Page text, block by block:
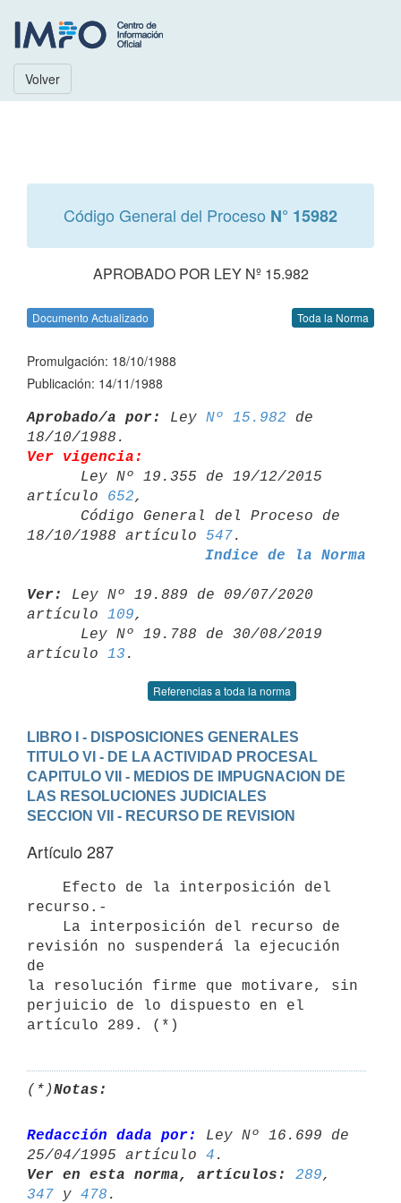
Volver
Código General del Proceso N° 15982
APROBADO POR LEY Nº 15.982
Documento Actualizado Toda la Norma
Promulgación: 18/10/1988
Publicación: 14/11/1988
Aprobado/a por: Ley Nº 15.982 de
Ver vigencia:
artículo 652,
18/10/1988 artículo 547
Indice de la Norma
Ver:
Ley Nº 19.889 de 09/07/2020
artículo 109,
artículo 13
Referencias a toda la norma
LIBRO I - DISPOSICIONES GENERALES
TITULO VI - DE LA ACTIVIDAD PROCESAL
CAPITULO VII - MEDIOS DE IMPUGNACION DE
LAS RESOLUCIONES JUDICIALES
SECCION VII - RECURSO DE REVISION
Artículo 287
recurso.-
revisión no suspenderá la ejecución
de
la resolución firme que motivare, sin
perjuicio de lo dispuesto en el
(*)Notas:
Redacción dada por:
Ley Nº 16.699 de
25/04/1995 artículo 4
Ver en esta norma, artículos:
289
347 y 478